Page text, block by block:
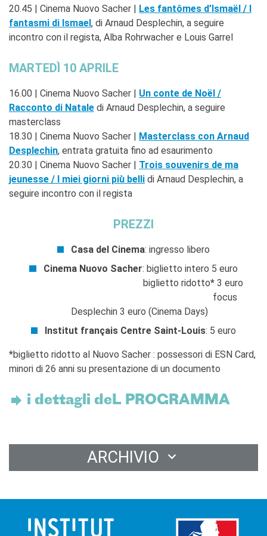
20.45 | Cinema Nuovo Sacher | Les fantômes d’Ismaël / I
fantasmi di Ismael, di Arnaud Desplechin, a seguire
incontro con il regista, Alba Rohrwacher e Louis Garrel
MARTEDÌ 10 APRILE
16.00 | Cinema Nuovo Sacher | Un conte de Noël /
Racconto di Natale di Arnaud Desplechin, a seguire
masterclass
18.30 | Cinema Nuovo Sacher | Masterclass con Arnaud
Desplechin, entrata gratuita fino ad esaurimento
20.30 | Cinema Nuovo Sacher | Trois souvenirs de ma
jeunesse / I miei giorni più belli di Arnaud Desplechin, a
seguire incontro con il regista
PREZZI
Casa del Cinema: ingresso libero
Cinema Nuovo Sacher: biglietto intero 5 euro
biglietto ridotto* 3 euro
focus
Desplechin 3 euro (Cinema Days)
Institut français Centre Saint-Louis: 5 euro
*biglietto ridotto al Nuovo Sacher : possessori di ESN Card,
minori di 26 anni su presentazione di un documento
i dettagli deL PROGRAMMA
ARCHIVIO